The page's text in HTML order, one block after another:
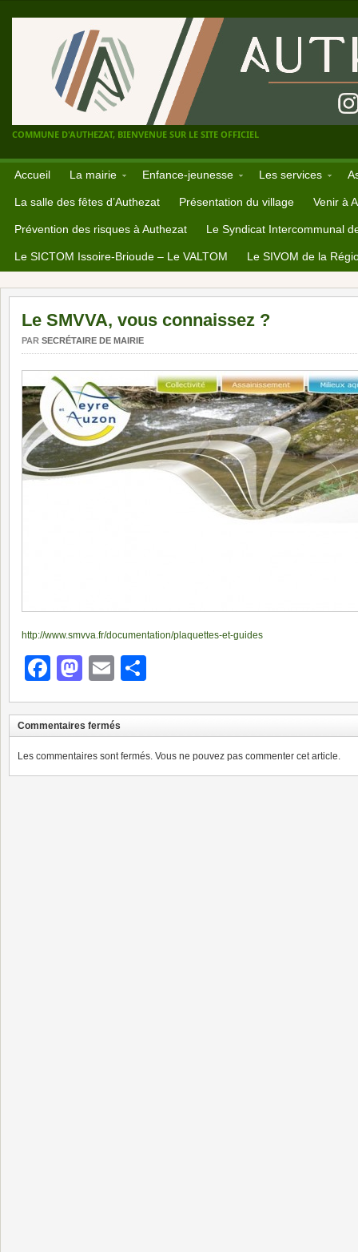
COMMUNE D'AUTHEZAT, BIENVENUE SUR LE SITE OFFICIEL
Accueil La mairie Enfance-jeunesse Les services
La salle des fêtes d’Authezat Présentation du village Venir à
Prévention des risques à Authezat Le Syndicat Intercommunal
Le SICTOM Issoire-Brioude – Le VALTOM Le SIVOM de la
Le SMVVA, vous connaissez ?
PAR SECRÉTAIRE DE MAIRIE
http://www.smvva.fr/documentation/plaquettes-et-guides
Facebook
Mastodon
Email
Commentaires fermés
Les commentaires sont fermés. Vous ne pouvez pas commenter cet article.